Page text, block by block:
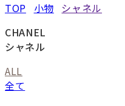
バッグ
小物
ジュエリー
セール商品
特集
TOP 小物
シャネル
CHANEL
シャネル
ALL
全て